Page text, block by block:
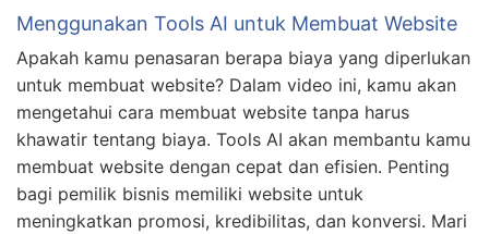
Menggunakan Tools AI untuk Membuat Website
Apakah kamu penasaran berapa biaya yang diperlukan
untuk membuat website? Dalam video ini, kamu akan
mengetahui cara membuat website tanpa harus
khawatir tentang biaya. Tools AI akan membantu kamu
membuat website dengan cepat dan efisien. Penting
bagi pemilik bisnis memiliki website untuk
meningkatkan promosi, kredibilitas, dan konversi. Mari